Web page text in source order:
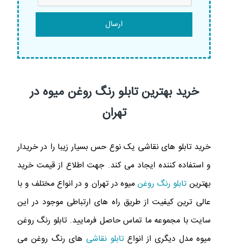
خرید بهترین تابلو رنگ روغن میوه در
تهران
خرید تابلو های نقاشی یک نوع حس بسیار زیبا را در خریدار
و استفاده کننده ایجاد می کند. جهت اطلاع از قیمت خرید
بهترینتابلو رنگ روغنمیوه در تهران و در انواع مختلف و با
عالی ترین کیفیت از طریق راه های ارتباطی موجود در این
سایت با مجموعه ما تماس حاصل فرمایید. تابلو رنگ روغن
میوه مدل دیگری از انواعتابلو نقاشی های رنگ روغن می